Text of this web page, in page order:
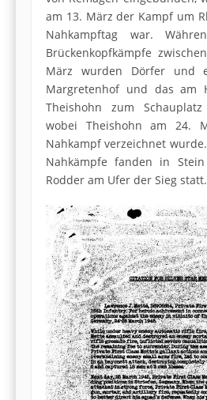
am 13. März der Kampf um
Nahkampftag war.
Brückenkopfkämpfe
März wurden Dörfer und
Margretenhof und das am
Theishohn zum
wobei Theishohn am 24.
Nahkampf verzeichnet
Nahkämpfe fanden in
Rodder am Ufer der Sieg statt.